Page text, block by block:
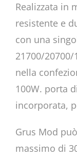
Realizzata in
resistente e
con una
21700/
nella
100W. porta
incorporata,
Grus Mod
massimo di